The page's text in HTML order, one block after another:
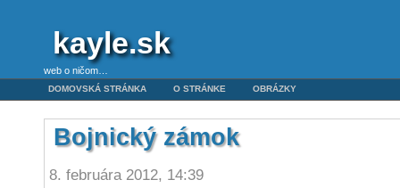
kayle.sk
web o ničom…
DOMOVSKÁ STRÁNKA O STRÁNKE OBRÁZKY
Bojnický zámok
8. februára 2012, 14:39